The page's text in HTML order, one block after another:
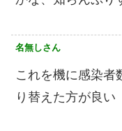
名無しさん
これを機に感染者
り替えた方が良い